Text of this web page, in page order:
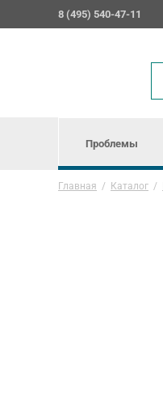
8 (495) 540-47-11
Проблемы
Главная / Каталог /